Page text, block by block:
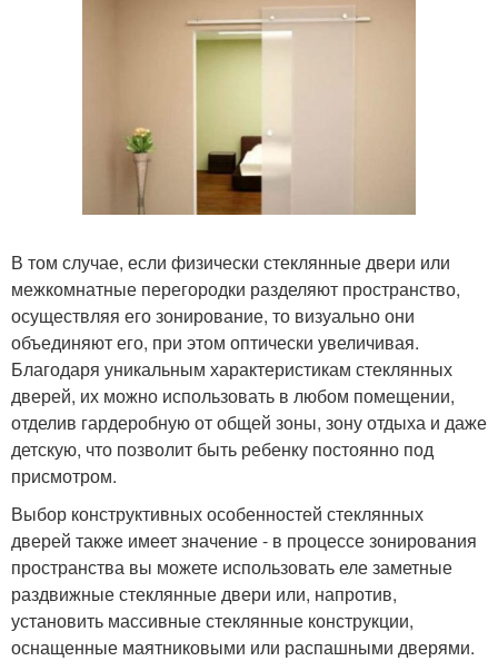
В том случае, если физически стеклянные двери или
межкомнатные перегородки разделяют пространство,
осуществляя его зонирование, то визуально они
объединяют его, при этом оптически увеличивая.
Благодаря уникальным характеристикам стеклянных
дверей, их можно использовать в любом помещении,
отделив гардеробную от общей зоны, зону отдыха и даже
детскую, что позволит быть ребенку постоянно под
присмотром.
Выбор конструктивных особенностей стеклянных
дверей также имеет значение - в процессе зонирования
пространства вы можете использовать еле заметные
раздвижные стеклянные двери или, напротив,
установить массивные стеклянные конструкции,
оснащенные маятниковыми или распашными дверями.